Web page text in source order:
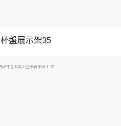
杯盤展示架35